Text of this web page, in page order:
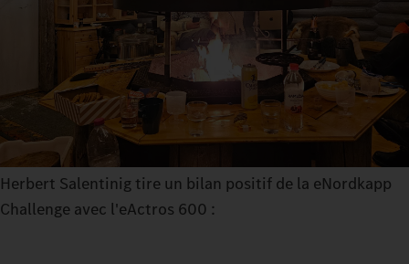
Herbert Salentinig tire un bilan positif de la eNordkapp
Challenge avec l'eActros 600 :